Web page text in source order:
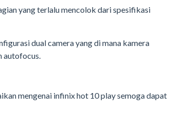
yang terlalu mencolok dari spesifikasi
dual camera yang di mana kamera
autofocus.
mengenai infinix hot 10 play semoga dapat